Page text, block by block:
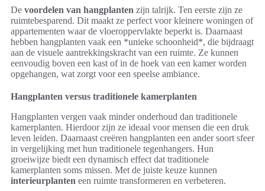
De voordelen van hangplanten zijn talrijk. Ten eerste zijn ze
ruimtebesparend. Dit maakt ze perfect voor kleinere woningen of
appartementen waar de vloeroppervlakte beperkt is. Daarnaast
hebben hangplanten vaak een *unieke schoonheid*, die bijdraagt
aan de visuele aantrekkingskracht van een ruimte. Ze kunnen
eenvoudig boven een kast of in de hoek van een kamer worden
opgehangen, wat zorgt voor een speelse ambiance.
Hangplanten versus traditionele kamerplanten
Hangplanten vergen vaak minder onderhoud dan traditionele
kamerplanten. Hierdoor zijn ze ideaal voor mensen die een druk
leven leiden. Daarnaast creëren hangplanten een ander soort sfeer
in vergelijking met hun traditionele tegenhangers. Hun
groeiwijze biedt een dynamisch effect dat traditionele
kamerplanten soms missen. Met de juiste keuze kunnen
interieurplanten een ruimte transformeren en verbeteren.